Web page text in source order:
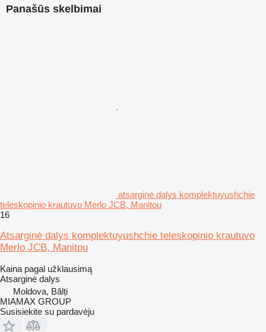
Panašūs skelbimai
atsarginė dalys komplektuyushchie
teleskopinio krautuvo Merlo JCB, Manitou
16
Atsarginė dalys komplektuyushchie teleskopinio krautuvo
Merlo JCB, Manitou
Kaina pagal užklausimą
Atsarginė dalys
Moldova, Bălți
MIAMAX GROUP
Susisiekite su pardavėju